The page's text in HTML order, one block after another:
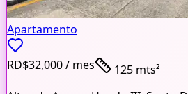
Apartamento
RD$32,000/ mes
125 mts²